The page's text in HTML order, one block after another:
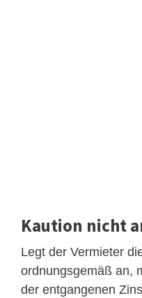
Kaution nicht
Legt der Vermieter
ordnungsgemäß an,
der entgangenen